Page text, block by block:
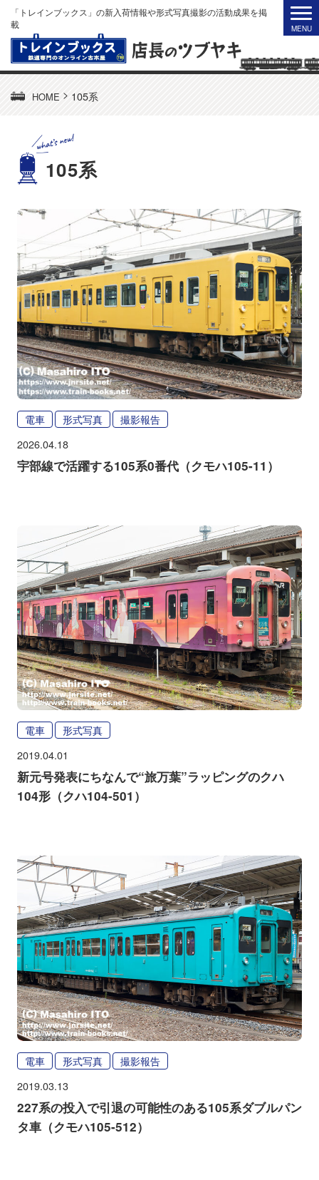
「トレインブックス」の新入荷情報や形式写真撮影の活動成果を掲
載
HOME > 105系
105系
電車 形式写真 撮影報告
2026.04.18
宇部線で活躍する105系0番代（クモハ105-11）
電車 形式写真
2019.04.01
新元号発表にちなんで“旅万葉”ラッピングのクハ
104形（クハ104-501）
電車 形式写真 撮影報告
2019.03.13
227系の投入で引退の可能性のある105系ダブルパン
タ車（クモハ105-512）